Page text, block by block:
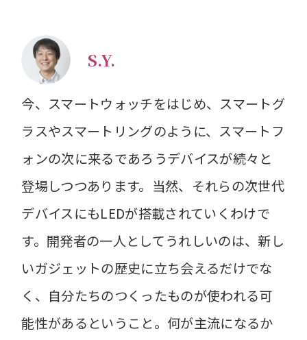
S.Y.
今、スマートウォッチをはじめ、スマートグ
ラスやスマートリングのように、スマートフ
ォンの次に来るであろうデバイスが続々と
登場しつつあります。当然、それらの次世代
デバイスにもLEDが搭載されていくわけで
す。開発者の一人としてうれしいのは、新し
いガジェットの歴史に立ち会えるだけでな
く、自分たちのつくったものが使われる可
能性があるということ。何が主流になるか